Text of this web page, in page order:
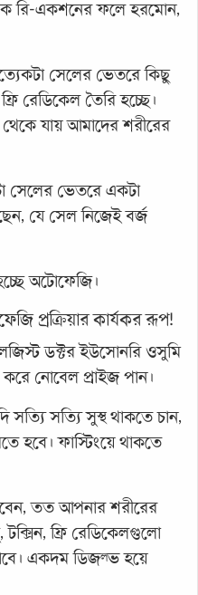
রি-একশনের ফলে হরমোন,
সেলের ভেতরে কিছু
রেডিকেল তৈরি হচ্ছে।
যায় আমাদের শরীরের
সেলের ভেতরে একটা
যে সেল নিজেই বর্জ
অটোফেজি।
প্রক্রিয়ার কার্যকর রূপ!
ডক্টর ইউসোনরি ওসুমি
নোবেল প্রাইজ পান।
সত্যি সত্যি সুস্থ থাকতে চান,
হবে। ফাস্টিংয়ে থাকতে
তত আপনার শরীরের
টক্সিন, ফ্রি রেডিকেলগুলো
একদম ডিজল্ভ হয়ে